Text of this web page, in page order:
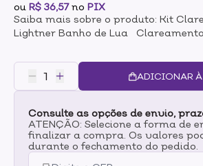
ou R$ 36,57no PIX
Saiba mais sobre o produto: Kit
Lightner Banho de Lua
potencializa o brilho clareando os
um tratamento completo. O kit
descolorante rápido com proteína
protetora Lightner aromatherapy
Lightiner aromatherapy 15g1 Vasilha
Espátula plástica. Modo de uso:
ADICIONAR
Consulte as opções de envio,
ATENÇÃO: Selecione a forma de
finalizar a compra. Os valores
durante o fechamento do pedido.